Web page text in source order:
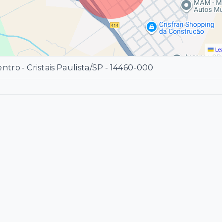
- Cristais Paulista/SP - 14460-000